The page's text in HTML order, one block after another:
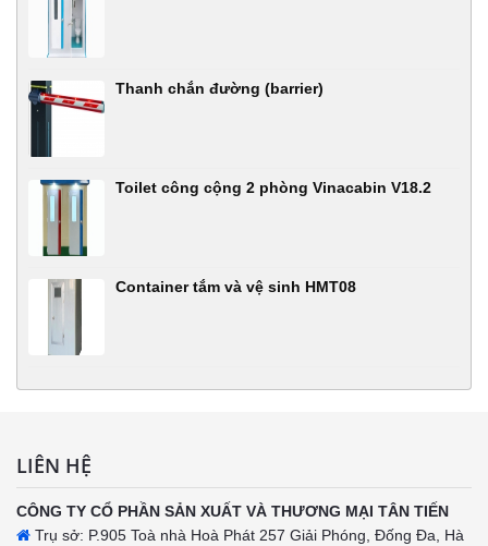
Thanh chắn đường (barrier)
Toilet công cộng 2 phòng Vinacabin V18.2
Container tắm và vệ sinh HMT08
LIÊN HỆ
CÔNG TY CỔ PHẦN SẢN XUẤT VÀ THƯƠNG MẠI TÂN TIẾN
Trụ sở: P.905 Toà nhà Hoà Phát 257 Giải Phóng, Đống Đa, Hà